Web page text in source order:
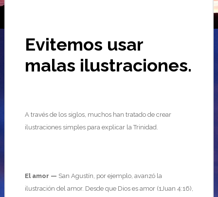
Evitemos usar
malas ilustraciones.
A través de los siglos, muchos han tratado de crear
ilustraciones simples para explicar la Trinidad.
El amor — San Agustín, por ejemplo, avanzó la
ilustración del amor. Desde que Dios es amor (1Juan 4:16),